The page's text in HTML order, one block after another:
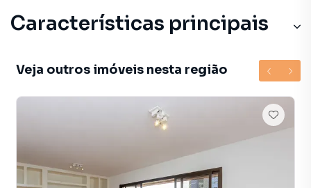
Características principais
Veja outros imóveis nesta região